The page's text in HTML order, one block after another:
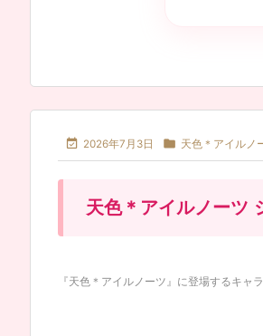
 2026年7月3日  天色＊アイルノ
天色＊アイルノーツ
『天色＊アイルノーツ』に登場するキャ